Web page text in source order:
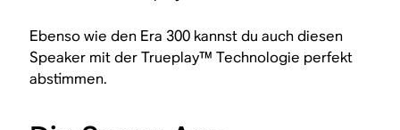
Ebenso wie den Era 300 kannst du auch diesen
Speaker mit der Trueplay™ Technologie perfekt
abstimmen.